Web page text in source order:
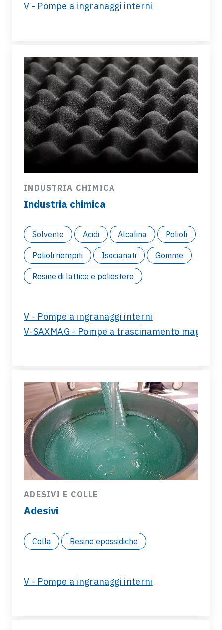
V - Pompe a ingranaggi interni
INDUSTRIA CHIMICA
Industria chimica
Solvente Acidi Alcalina Polioli
Polioli riempiti Isocianati Gomme
Resine di lattice e poliestere
V - Pompe a ingranaggi interni
V-SAXMAG - Pompe a trascinamento
ADESIVI E COLLE
Adesivi
Colla Resine epossidiche
V - Pompe a ingranaggi interni